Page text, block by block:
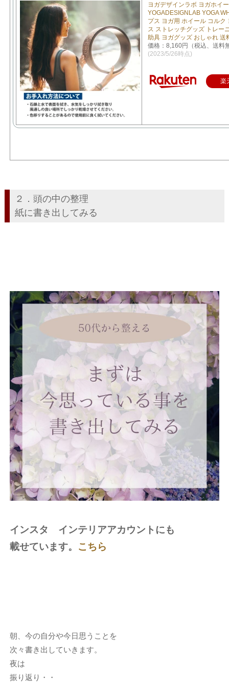
ヨガデザインラボ ヨガホイ
YOGADESIGNLAB YOGA
プス ヨガ用 ホイール コルク
ス ストレッチグッズ トレー
助具 ヨガグッズ おしゃれ 送
価格：8,160円（税込、送料
(2023/5/26時点)
楽
２．頭の中の整理
紙に書き出してみる
インスタ インテリアアカウントにも
載せています。 こちら
朝、今の自分や今日思うことを
次々書き出していきます。
夜は
振り返り・・